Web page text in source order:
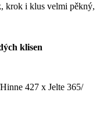
krok i klus velmi pěkný,
klisen
427 x Jelte 365/